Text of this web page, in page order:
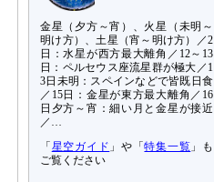
金星（夕方～宵）、火星（未明～
明け方）、土星（宵～明け方）／2
日：水星が西方最大離角／12～13
日：ペルセウス座流星群が極大／1
3日未明：スペインなどで皆既日食
／15日：金星が東方最大離角／16
日夕方～宵：細い月と金星が接近
／…
「 星空ガイド 」や「特集一覧 」も
ご覧ください